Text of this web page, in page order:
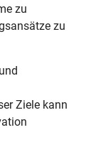
zu
zu
Ziele kann